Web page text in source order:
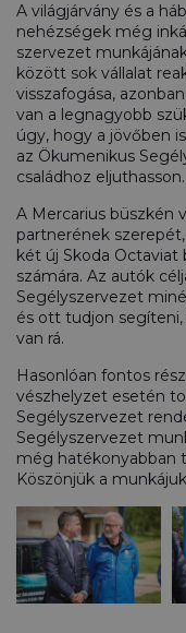
A világjárvány és a
nehézségek még
szervezet
között sok vállalat
visszafogása,
van a legnagyobb
úgy, hogy a jövőben
az Ökumenikus
családhoz eljuthasson.
A Mercarius büszkén
partnerének
két új Skoda
számára. Az autók
Segélyszervezet
és ott tudjon
van rá.
Hasonlóan fontos
vészhelyzet esetén
Segélyszervezet
Segélyszervezet
még hatékonyabban
Köszönjük a